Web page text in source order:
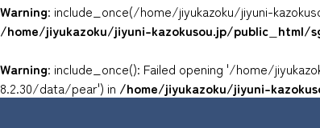
Warning: include_once(/home/jiyukazoku/jiyuni-
/home/jiyukazoku/jiyuni-kazokusou.jp/public_html/
Warning: include_once(): Failed opening '/home/
8.2.30/data/pear') in /home/jiyukazoku/jiyuni-